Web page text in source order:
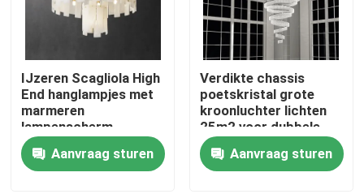
Thuis
Producten
IJzeren Scagliola High
End hanglampjes met
marmeren
lampenscherm
Aanvraag sturen
Verdikte chassis
poetskristal grote
kroonluchter lichten
25m2 voor dubbele
draaiknop
Aanvraag sturen